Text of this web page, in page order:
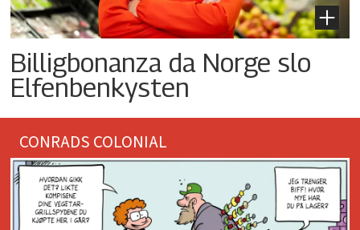
Billigbonanza da Norge slo
Elfenbenkysten
CONRADS COLONIAL